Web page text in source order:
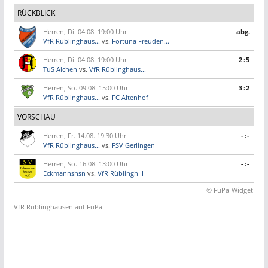
RÜCKBLICK
Herren, Di. 04.08. 19:00 Uhr
VfR Rüblinghaus... vs. Fortuna Freuden...
abg.
Herren, Di. 04.08. 19:00 Uhr
TuS Alchen vs. VfR Rüblinghaus...
2:5
Herren, So. 09.08. 15:00 Uhr
VfR Rüblinghaus... vs. FC Altenhof
3:2
VORSCHAU
Herren, Fr. 14.08. 19:30 Uhr
VfR Rüblinghaus... vs. FSV Gerlingen
-:-
Herren, So. 16.08. 13:00 Uhr
Eckmannshsn vs. VfR Rüblingh II
-:-
© FuPa-Widget
VfR Rüblinghausen auf FuPa